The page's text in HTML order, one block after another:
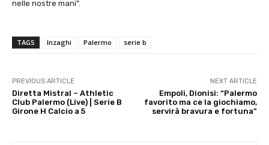
nelle nostre mani”.
TAGS Inzaghi Palermo serie b
PREVIOUS ARTICLE
Diretta Mistral – Athletic
Club Palermo (Live) | Serie B
Girone H Calcio a 5
NEXT ARTICLE
Empoli, Dionisi: “Palermo
favorito ma ce la giochiamo,
servirà bravura e fortuna”